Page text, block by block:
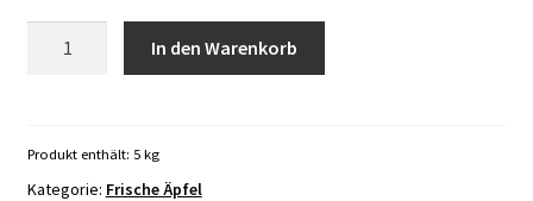
5
kg
In den Warenkorb
Produkt enthält: 5 kg
Kategorie: Frische Äpfel